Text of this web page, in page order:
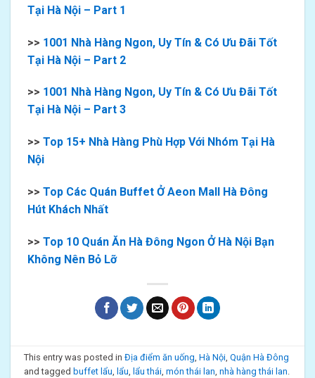
Tại Hà Nội – Part 1
>> 1001 Nhà Hàng Ngon, Uy Tín & Có Ưu Đãi Tốt
Tại Hà Nội – Part 2
>> 1001 Nhà Hàng Ngon, Uy Tín & Có Ưu Đãi Tốt
Tại Hà Nội – Part 3
>> Top 15+ Nhà Hàng Phù Hợp Với Nhóm Tại Hà
Nội
>> Top Các Quán Buffet Ở Aeon Mall Hà Đông
Hút Khách Nhất
>> Top 10 Quán Ăn Hà Đông Ngon Ở Hà Nội Bạn
Không Nên Bỏ Lỡ
This entry was posted inĐịa điểm ăn uống,Hà Nội,Quận Hà Đông
and tagged buffet lẩu, lẩu, lẩu thái,món thái lan,nhà hàng thái lan.